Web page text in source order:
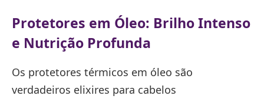
Protetores em Óleo: Brilho Intenso
e Nutrição Profunda
Os protetores térmicos em óleo são
verdadeiros elixires para cabelos